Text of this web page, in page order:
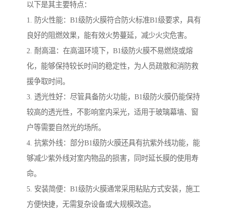
以下是其主要特点：
1. 防火性能：B1级防火膜符合防火标准B1级要求，具有
良好的阻燃效果，能有效火势蔓延，减少火灾危害。
2. 耐高温：在高温环境下，B1级防火膜不易燃烧或熔
化，能够保持较长时间的稳定性，为人员疏散和消防救
援争取时间。
3. 透光性好：尽管具备防火功能，B1级防火膜仍能保持
较高的透光性，不影响室内采光，适用于玻璃幕墙、窗
户等需要自然光的场所。
4. 抗紫外线：部分B1级防火膜还具有抗紫外线功能，能
够减少紫外线对室内物品的损害，同时延长膜的使用寿
命。
5. 安装简便：B1级防火膜通常采用粘贴方式安装，施工
方便快捷，无需复杂设备或大规模改造。